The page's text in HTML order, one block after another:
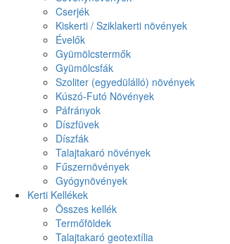
Cserjék
Kiskerti / Sziklakerti növények
Évelők
Gyümölcstermők
Gyümölcsfák
Szoliter (egyedülálló) növények
Kúszó-Futó Növények
Páfrányok
Díszfüvek
Díszfák
Talajtakaró növények
Fűszernövények
Gyógynövények
Kerti Kellékek
Összes kellék
Termőföldek
Talajtakaró geotextília